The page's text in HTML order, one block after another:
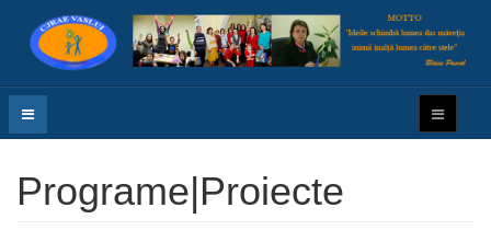
Programe|Proiecte